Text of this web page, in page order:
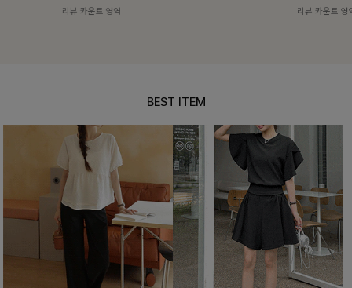
리뷰 카운트 영역 리뷰 카운트 영
BEST ITEM